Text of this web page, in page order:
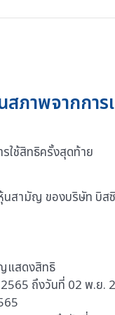
สภาพจากกา
ใช้สิทธิครั้งสุดท้าย
สามัญ ของบริษัท บิส
แสดงสิทธิ
ถึงวันที่ 02 พ.ย.